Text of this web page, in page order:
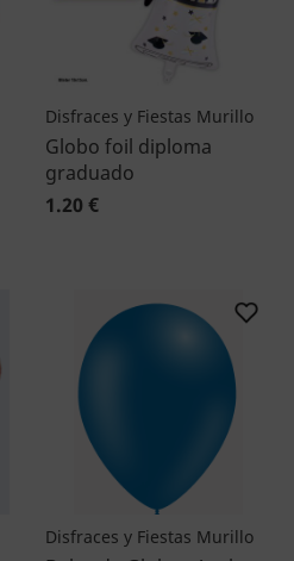
Disfraces y Fiestas Murillo
Globo foil diploma
graduado
1.20 €
Disfraces y Fiestas Murillo